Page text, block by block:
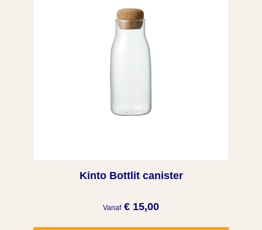
Kinto Bottlit canister
Vanaf€ 15,00